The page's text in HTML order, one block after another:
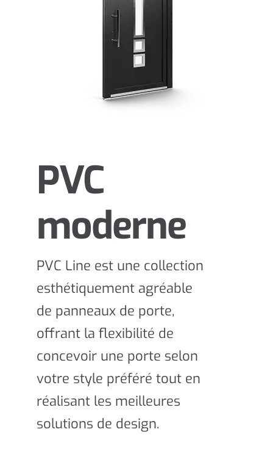
PVC
moderne
PVC Line est une collection
esthétiquement agréable
de panneaux de porte,
offrant la flexibilité de
concevoir une porte selon
votre style préféré tout en
réalisant les meilleures
solutions de design.